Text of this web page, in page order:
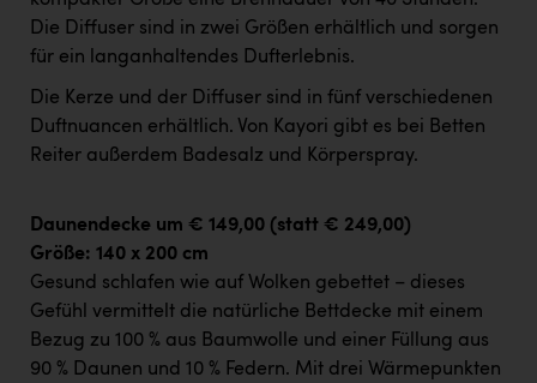
Dopgas
kunden basics
kontakt
Die Diffuser sind in zwei Größen erhältlich und sorgen
für ein langanhaltendes Dufterlebnis.
Die Kerze und der Diffuser sind in fünf verschiedenen
Duftnuancen erhältlich. Von Kayori gibt es bei Betten
Reiter außerdem Badesalz und Körperspray.
Daunendecke um € 149,00 (statt € 249,00)
Größe: 140 x 200 cm
Gesund schlafen wie auf Wolken gebettet – dieses
Gefühl vermittelt die natürliche Bettdecke mit einem
Bezug zu 100 % aus Baumwolle und einer Füllung aus
90 % Daunen und 10 % Federn. Mit drei Wärmepunkten